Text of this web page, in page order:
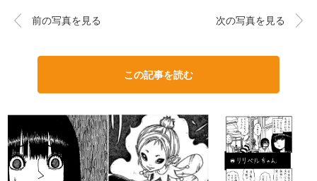
前の写真を見る 次の写真を見る
この記事を読む